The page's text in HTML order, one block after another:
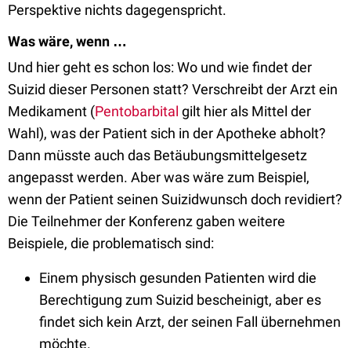
Perspektive nichts dagegenspricht.
Was wäre, wenn …
Und hier geht es schon los: Wo und wie findet der
Suizid dieser Personen statt? Verschreibt der Arztein
Medikament (Pentobarbital gilt hier als Mittel der
Wahl), was der Patient sich in der Apotheke abholt?
Dann müsste auch das Betäubungsmittelgesetz
angepasst werden. Aber was wäre zum Beispiel,
wenn der Patient seinen Suizidwunsch doch revidiert?
Die Teilnehmer der Konferenz gaben weitere
Beispiele, die problematisch sind:
Einem physisch gesunden Patienten wird die
Berechtigung zum Suizid bescheinigt, aber es
findet sich kein Arzt, der seinen Fall übernehmen
möchte.